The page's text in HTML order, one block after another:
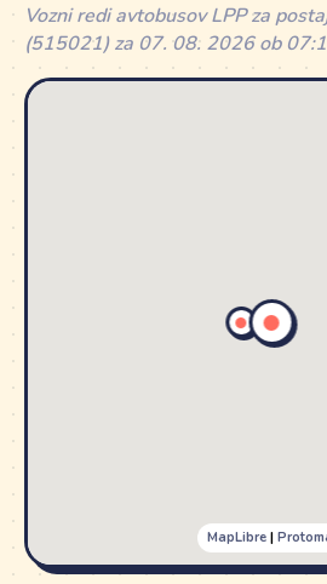
Vozni redi avtobusov LPP za
(515021) za 07. 08. 2026 ob
MapLibre|